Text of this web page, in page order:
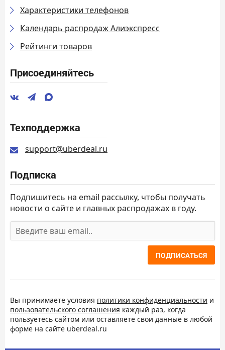
Характеристики телефонов
Календарь распродаж Алиэкспресс
Рейтинги товаров
Присоединяйтесь
Техподдержка
support@uberdeal.ru
Подписка
Подпишитесь на email рассылку, чтобы получать
новости о сайте и главных распродажах в году.
ПОДПИСАТЬСЯ
Вы принимаете условия политики конфиденциальности и
пользовательского соглашения каждый раз, когда
пользуетесь сайтом или оставляете свои данные в любой
форме на сайте uberdeal.ru